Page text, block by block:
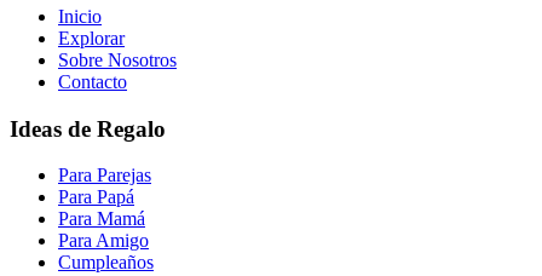
Inicio
Explorar
Sobre Nosotros
Contacto
Ideas de Regalo
Para Parejas
Para Papá
Para Mamá
Para Amigo
Cumpleaños